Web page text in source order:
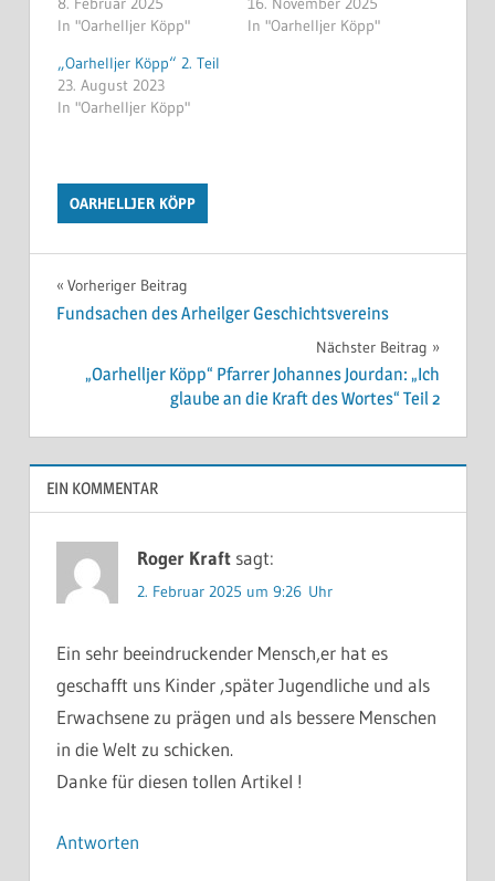
In "Oarhelljer Köpp"
In "Oarhelljer Köpp"
„Oarhelljer Köpp“ 2. Teil
23. August 2023
In "Oarhelljer Köpp"
OARHELLJER KÖPP
Beitragsnavigation
Vorheriger Beitrag
Fundsachen des Arheilger Geschichtsvereins
Nächster Beitrag
„Oarhelljer Köpp“ Pfarrer Johannes Jourdan: „Ich
glaube an die Kraft des Wortes“ Teil 2
EIN KOMMENTAR
Roger Kraft sagt:
2. Februar 2025 um 9:26 Uhr
Ein sehr beeindruckender Mensch,er hat es
geschafft uns Kinder ,später Jugendliche und als
Erwachsene zu prägen und als bessere Menschen
in die Welt zu schicken.
Danke für diesen tollen Artikel !
Antworten